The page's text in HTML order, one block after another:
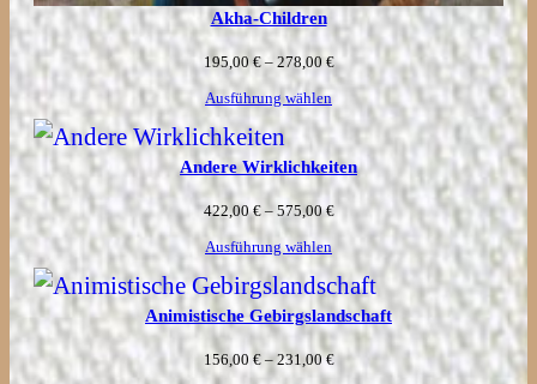
Akha-Children
195,00 € – 278,00 €Preisspanne:
278,00 €
Ausführung wählen
Andere Wirklichkeiten
422,00€ – 575,00€Preisspanne:
422,00 €
bis
575,00 €
Ausführung wählen
Animistische Gebirgslandschaft
156,00 € –231,00€Preisspanne: